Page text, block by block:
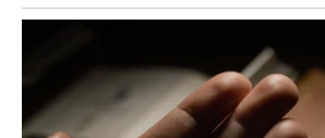
sreću.
Zvijezde poručuju da je ponekad
strpljenja da bismo dočekali trenutak
ove znakove taj trenutak je veoma blizu.